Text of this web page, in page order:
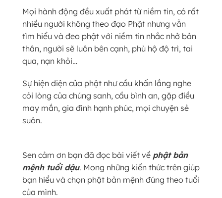
Mọi hành động đều xuất phát từ niềm tin, có rất
nhiều người không theo đạo Phật nhưng vẫn
tìm hiểu và đeo phật với niềm tin nhắc nhở bản
thân, người sẽ luôn bên cạnh, phù hộ độ trì, tai
qua, nạn khỏi…
Sự hiện diện của phật như cầu khấn lắng nghe
cỏi lòng của chúng sanh, cầu bình an, gặp điều
may mắn, gia đình hạnh phúc, mọi chuyện sẻ
suôn.
Sen cảm ơn bạn đã đọc bài viết về phật bản
mệnh tuổi dậu. Mong những kiến thức trên giúp
bạn hiểu và chọn phật bản mệnh đúng theo tuổi
của mình.